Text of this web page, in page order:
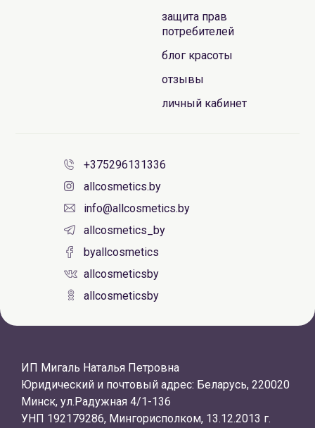
защита прав
потребителей
блог красоты
отзывы
личный кабинет
+375296131336
allcosmetics.by
info@allcosmetics.by
allcosmetics_by
byallcosmetics
allcosmeticsby
allcosmeticsby
ИП Мигаль Наталья Петровна
Юридический и почтовый адрес: Беларусь, 220020
Минск, ул.Радужная 4/1-136
УНП 192179286, Мингорисполком, 13.12.2013 г.